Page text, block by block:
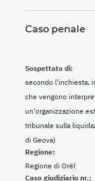
Caso penale
Regione:
Regione di Orël
Sospettato di:
secondo l'inchiesta,
che vengono
un'organizzazione
tribunale sulla
di Geova)
Caso giudiziario nr.: